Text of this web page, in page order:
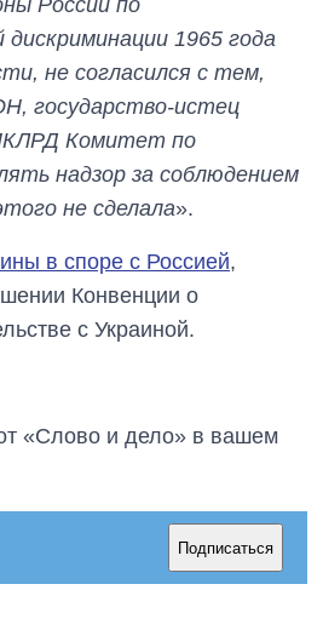
России по
1965 года
не согласился с тем,
государство-истец
Комитет по
надзор за соблюдением
не сделала».
в споре с Россией,
Конвенции о
с Украиной.
«Слово и дело» в вашем
Подписаться